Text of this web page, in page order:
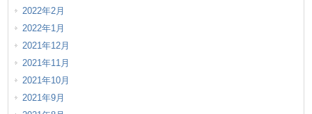
2022年2月
2022年1月
2021年12月
2021年11月
2021年10月
2021年9月